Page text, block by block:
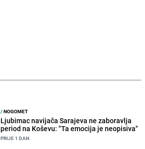
/NOGOMET
Ljubimac navijača Sarajeva ne zaboravlja
period na Koševu: "Ta emocija je neopisiva"
PRIJE 1 DAN